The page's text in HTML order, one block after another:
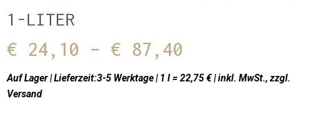
1-LITER
€ 24,10 – € 87,40
€ 24,10
Auf Lager | Lieferzeit:3-5 Werktage | 1 l = 22,75 € | inkl. MwSt., zzgl.
Versand